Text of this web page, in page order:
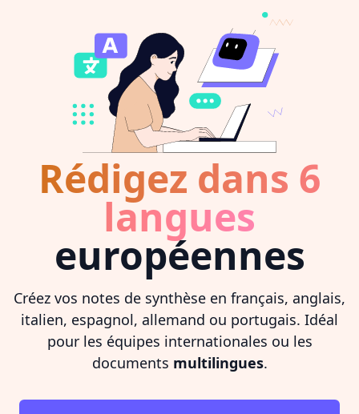
Rédigez dans 6
langues
européennes
Créez vos notes de synthèse en français, anglais,
italien, espagnol, allemand ou portugais. Idéal
pour les équipes internationales ou les
documents multilingues.